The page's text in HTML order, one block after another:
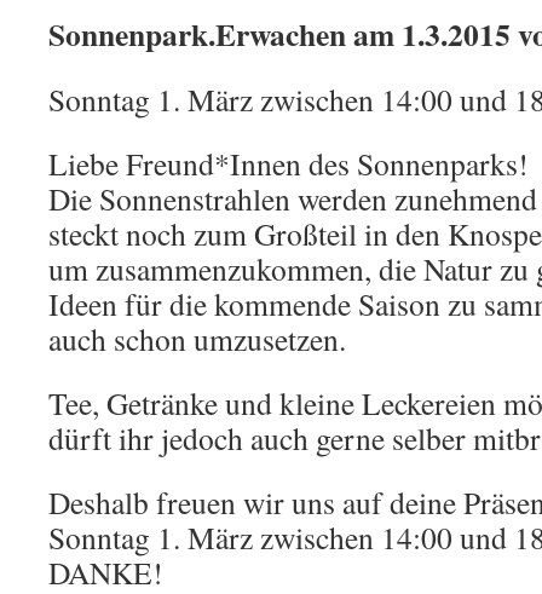
Sonnenpark.Erwachen am 1.3.2015
Sonntag 1. März zwischen 14:00 und
Liebe Freund*Innen des Sonnenparks!
Die Sonnenstrahlen werden
steckt noch zum Großteil in den
um zusammenzukommen, die Natur zu
Ideen für die kommende Saison zu
auch schon umzusetzen.
Tee, Getränke und kleine Leckereien
dürft ihr jedoch auch gerne selber
Deshalb freuen wir uns auf deine
Sonntag 1. März zwischen 14:00 und
DANKE!